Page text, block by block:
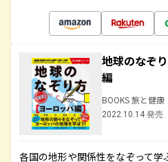
地球のなぞ
編
BOOKS 旅と健康
2022.10.14 発売
各国の地形や関係性をなぞって学